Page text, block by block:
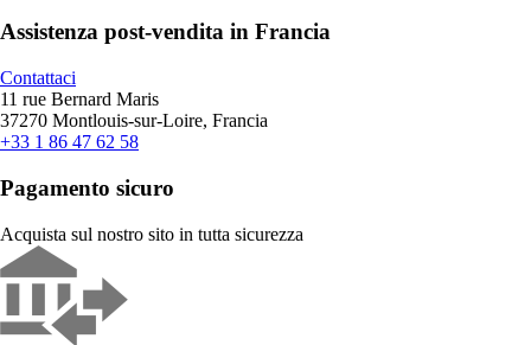
Assistenza post-vendita in Francia
Contattaci
11 rue Bernard Maris
37270 Montlouis-sur-Loire, Francia
+33 1 86 47 62 58
Pagamento sicuro
Acquista sul nostro sito in tutta sicurezza